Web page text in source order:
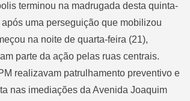
terminou na madrugada desta quinta-
uma perseguição que mobilizou
na noite de quarta-feira (21),
parte da ação pelas ruas centrais.
realizavam patrulhamento preventivo e
nas imediações da Avenida Joaquim